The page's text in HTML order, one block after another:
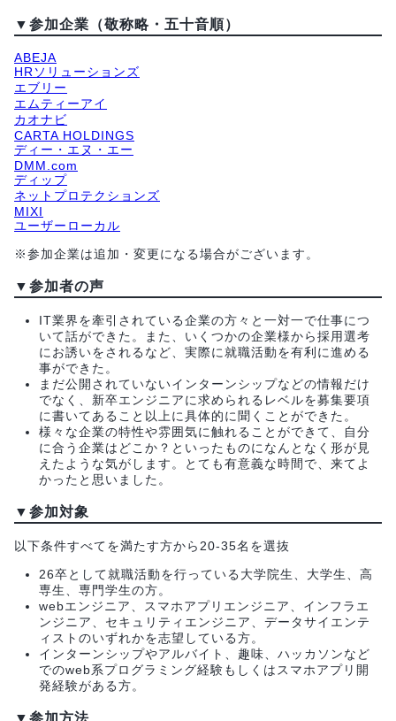
▼参加企業（敬称略・五十音順）
ABEJA
HRソリューションズ
エブリー
エムティーアイ
カオナビ
CARTA HOLDINGS
ディー・エヌ・エー
DMM.com
ディップ
ネットプロテクションズ
MIXI
ユーザーローカル
※参加企業は追加・変更になる場合がございます。
▼参加者の声
IT業界を牽引されている企業の方々と一対一で仕事につ
いて話ができた。また、いくつかの企業様から採用選考
にお誘いをされるなど、実際に就職活動を有利に進める
事ができた。
まだ公開されていないインターンシップなどの情報だけ
でなく、新卒エンジニアに求められるレベルを募集要項
に書いてあること以上に具体的に聞くことができた。
様々な企業の特性や雰囲気に触れることができて、自分
に合う企業はどこか？といったものになんとなく形が見
えたような気がします。とても有意義な時間で、来てよ
かったと思いました。
▼参加対象
以下条件すべてを満たす方から20-35名を選抜
26卒として就職活動を行っている大学院生、大学生、高
専生、専門学生の方。
webエンジニア、スマホアプリエンジニア、インフラエ
ンジニア、セキュリティエンジニア、データサイエンテ
ィストのいずれかを志望している方。
インターンシップやアルバイト、趣味、ハッカソンなど
でのweb系プログラミング経験もしくはスマホアプリ開
発経験がある方。
▼参加方法